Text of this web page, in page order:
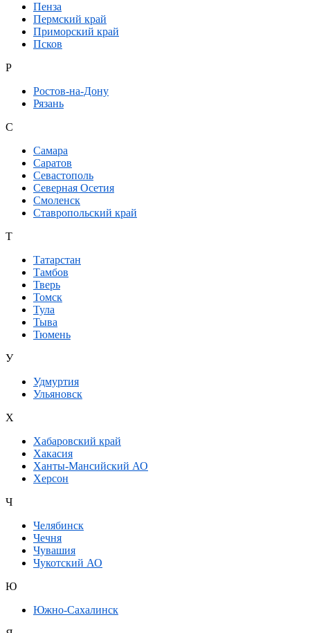
Пенза
Пермский край
Приморский край
Псков
Р
Ростов-на-Дону
Рязань
С
Самара
Саратов
Севастополь
Северная Осетия
Смоленск
Ставропольский край
Т
Татарстан
Тамбов
Тверь
Томск
Тула
Тыва
Тюмень
У
Удмуртия
Ульяновск
Х
Хабаровский край
Хакасия
Ханты-Мансийский АО
Херсон
Ч
Челябинск
Чечня
Чувашия
Чукотский АО
Ю
Южно-Сахалинск